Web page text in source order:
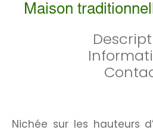
Maison
Nichée sur les hauteurs